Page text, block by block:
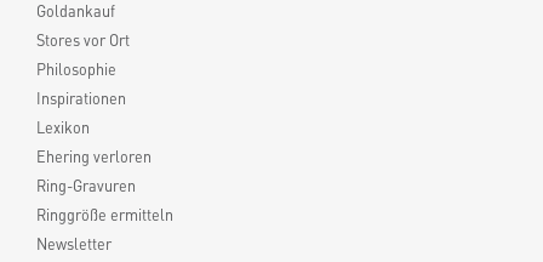
Goldankauf
Stores vor Ort
Philosophie
Inspirationen
Lexikon
Ehering verloren
Ring-Gravuren
Ringgröße ermitteln
Newsletter